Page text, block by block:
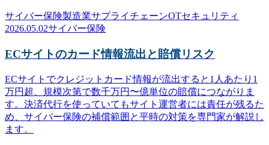
サイバー保険製造業サプライチェーンOTセキュリティ
2026.05.02サイバー保険
ECサイトのカード情報流出と賠償リスク
ECサイトでクレジットカード情報が流出すると1人あたり1
万円超、規模次第で数千万円〜億単位の賠償につながりま
す。決済代行を使っていてもサイト運営者には責任が残るた
め、サイバー保険の補償範囲と平時の対策を専門家が解説し
ます。